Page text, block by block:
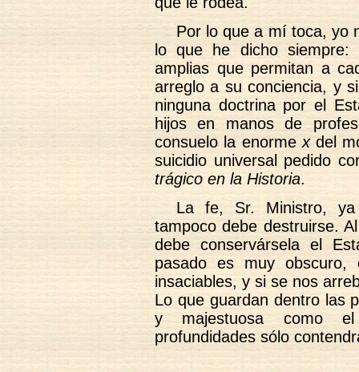
Por lo que a mí toca, yo
lo que he dicho
amplias que permitan a
arreglo a su conciencia, y
ninguna doctrina por el
hijos en manos de
consuelo la enorme xdel
suicidio universal pedido
trágico en la Historia.
La fe, Sr. Ministro,
tampoco debe destruirse.
debe conservársela el
pasado es muy
insaciables, y si se nos
Lo que guardan dentro las
y majestuosa como
profundidades sólo